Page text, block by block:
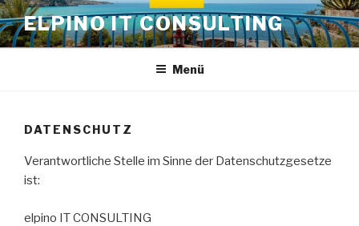
Zum
Inhalt
springen
ELPINO IT CONSULTING
Menü
DATENSCHUTZ
Verantwortliche Stelle im Sinne der Datenschutzgesetze
ist:
elpino IT CONSULTING